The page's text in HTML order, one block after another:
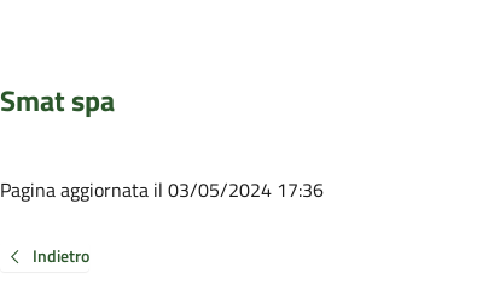
Smat spa
Pagina aggiornata il 03/05/2024 17:36
Indietro